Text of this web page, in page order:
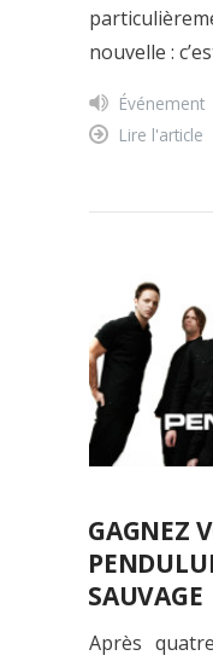
nouvelle :
Événement
Lire l'article
GAGNEZ
SAUVAGE
Après